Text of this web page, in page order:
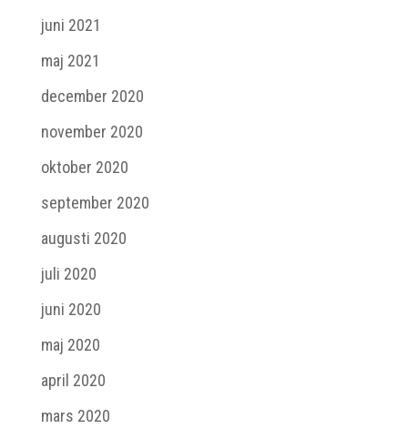
juni 2021
maj 2021
december 2020
november 2020
oktober 2020
september 2020
augusti 2020
juli 2020
juni 2020
maj 2020
april 2020
mars 2020